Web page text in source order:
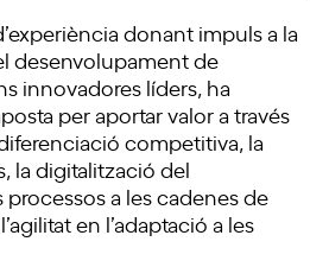
donant impuls a la
desenvolupament de
innovadores líders, ha
per aportar valor a través
competitiva, la
la digitalització del
a les cadenes de
en l’adaptació a les